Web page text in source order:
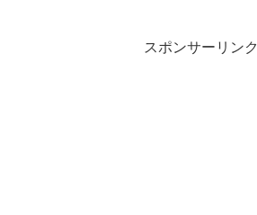
スポンサーリンク